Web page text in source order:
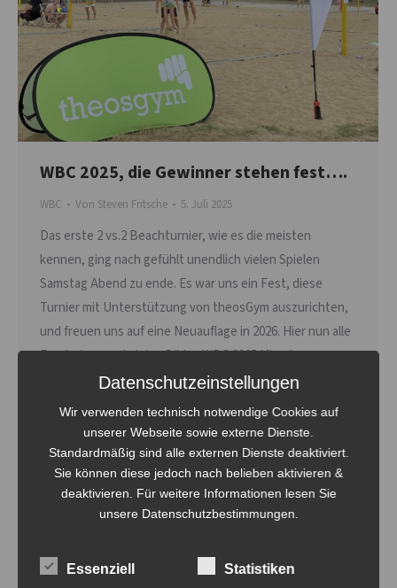
WBC 2025, die Gewinner stehen fest….
WBC Von Steven Fritsche 5. Juli 2025
Das erste 2 vs.2 Beachturnier, wie es die meisten
kennen, ging nach gefühlt unendlich vielen Spielen
Samstag Abend zu ende. Es war uns ein Fest, diese
Turnier mit Unterstützung von theosGym auszurichten,
und freuen uns auf eine Neuauflage in 2026. Hier nun alle
Ergebnisse und einige Bilder. WBC 2025 Mixed
Team Kingsley – Merle + Finn 3:15 8:15 Sandsäcke…
Datenschutzeinstellungen
Wir verwenden technisch notwendige Cookies auf
unserer Webseite sowie externe Dienste.
Standardmäßig sind alle externen Dienste deaktiviert.
Sie können diese jedoch nach belieben aktivieren &
deaktivieren. Für weitere Informationen lesen Sie
unsere Datenschutzbestimmungen.
Essenziell Statistiken